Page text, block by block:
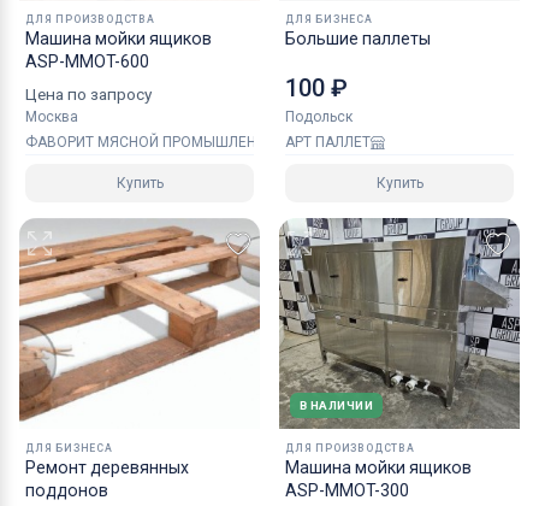
ДЛЯ ПРОИЗВОДСТВА
Машина мойки ящиков
ASP-MMOT-600
Цена по запросу
Москва
ФАВОРИТ МЯСНОЙ ПРОМЫШЛЕННОСТИ
Купить
ДЛЯ БИЗНЕСА
Большие паллеты
100 ₽
Подольск
АРТ ПАЛЛЕТ
Купить
ДЛЯ БИЗНЕСА
Ремонт деревянных
поддонов
В НАЛИЧИИ
ДЛЯ ПРОИЗВОДСТВА
Машина мойки ящиков
ASP-MMOT-300